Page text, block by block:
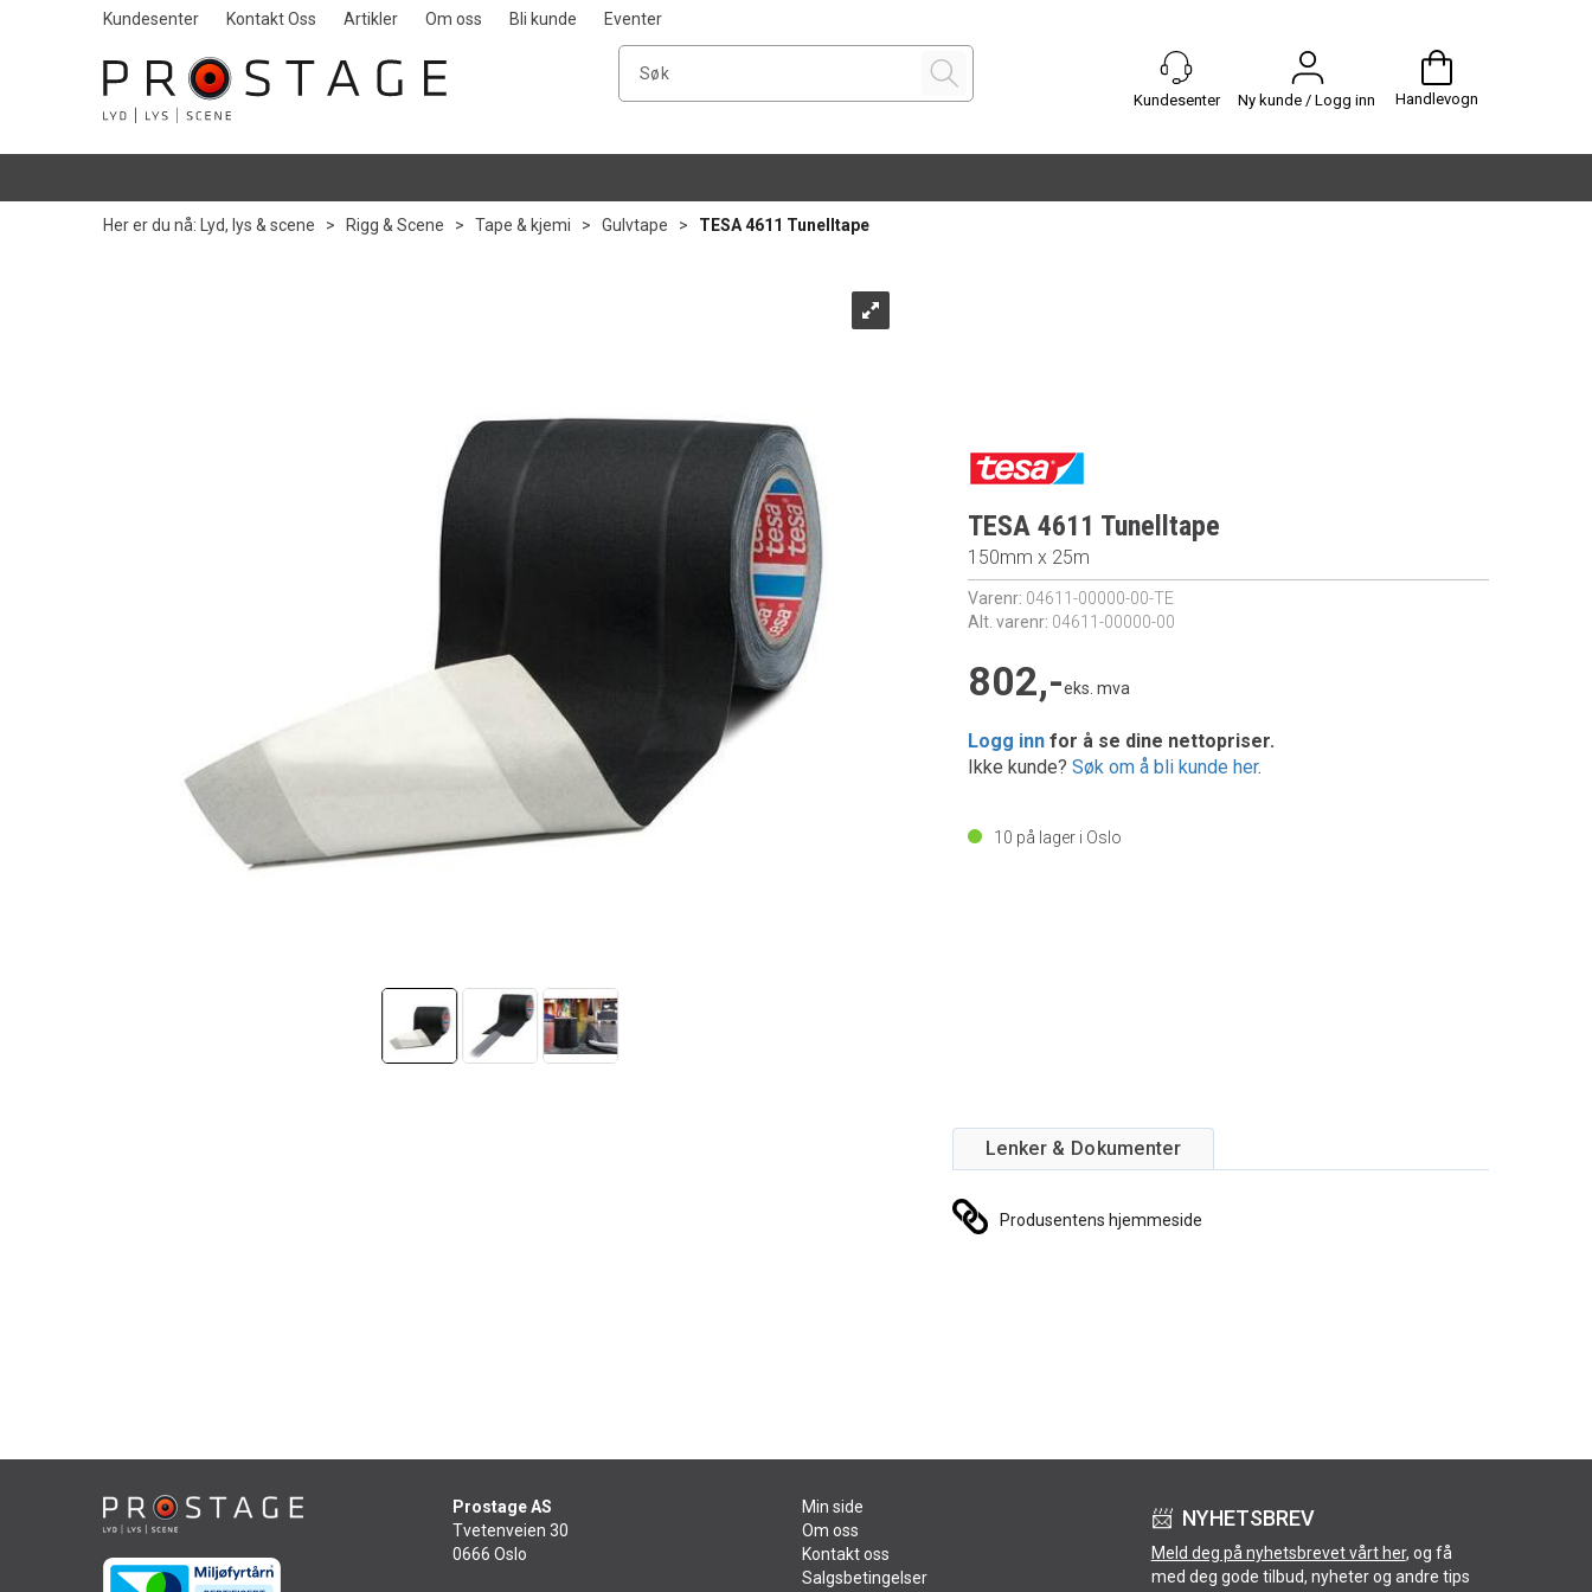
Kundesenter Kontakt Oss Artikler Om oss Bli kunde Eventer
Ny kunde / Logg inn Handlevogn
Her er du nå: Lyd, lys & scene > Rigg & Scene > Tape & kjemi > Gulvtape > TESA 4611 Tunelltape
TESA 4611 Tunelltape
150mm x 25m
Varenr: 04611-00000-00-TE
Alt. varenr: 04611-00000-00
802,-eks. mva
Logg inn for å se dine nettopriser.
Ikke kunde?Søk om å bli kunde her.
10 på lager i Oslo
Lenker & Dokumenter
Produsentens hjemmeside
Prostage AS
Tvetenveien 30
0666 Oslo
Min side
Om oss
Kontakt oss
Salgsbetingelser
📨 NYHETSBREV
Meld deg på nyhetsbrevet vårt her, og få
med deg gode tilbud, nyheter og andre tips